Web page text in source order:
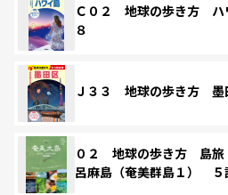
Ｃ０２ 地球の歩き方 ハ
８
Ｊ３３ 地球の歩き方 墨
０２ 地球の歩き方 島
呂麻島（奄美群島１） ５